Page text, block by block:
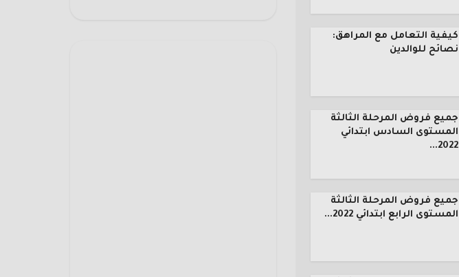
كيفية التعامل مع المراهق:
نصائح للوالدين
جميع فروض المرحلة الثالثة
المستوى السادس ابتدائي
2022...
جميع فروض المرحلة الثالثة
المستوى الرابع ابتدائي 2022...